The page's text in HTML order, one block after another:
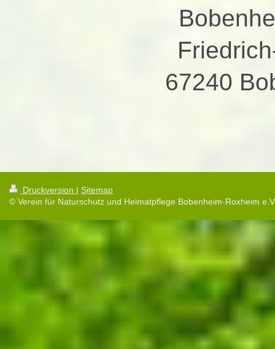
67240
Druckversion | Sitemap
© Verein für Naturschutz und Heimatpflege Bobenheim-Roxheim